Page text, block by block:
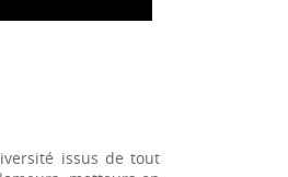
issus de tout